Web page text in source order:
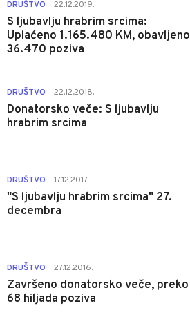
DRUŠTVO 22.12.2019.
S ljubavlju hrabrim srcima:
Uplaćeno 1.165.480 KM, obavljeno
36.470 poziva
DRUŠTVO 22.12.2018.
Donatorsko veče: S ljubavlju
hrabrim srcima
DRUŠTVO 17.12.2017.
"S ljubavlju hrabrim srcima" 27.
decembra
DRUŠTVO 27.12.2016.
Završeno donatorsko veče, preko
68 hiljada poziva